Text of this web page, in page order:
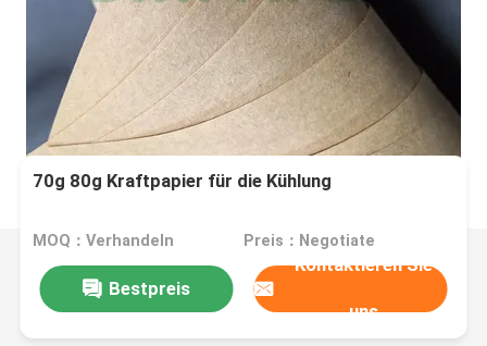
70g 80g Kraftpapier für die Kühlung
MOQ：Verhandeln Preis：Negotiate
Bestpreis
Kontaktieren Sie
uns